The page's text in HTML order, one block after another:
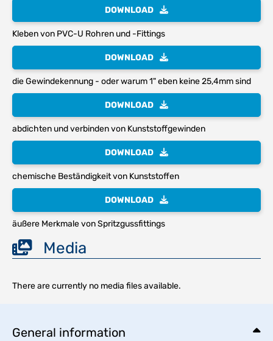
DOWNLOAD
Kleben von PVC-U Rohren und -Fittings
DOWNLOAD
die Gewindekennung - oder warum 1" eben keine 25,4mm sind
DOWNLOAD
abdichten und verbinden von Kunststoffgewinden
DOWNLOAD
chemische Beständigkeit von Kunststoffen
DOWNLOAD
äußere Merkmale von Spritzgussfittings
Media
There are currently no media files available.
General information